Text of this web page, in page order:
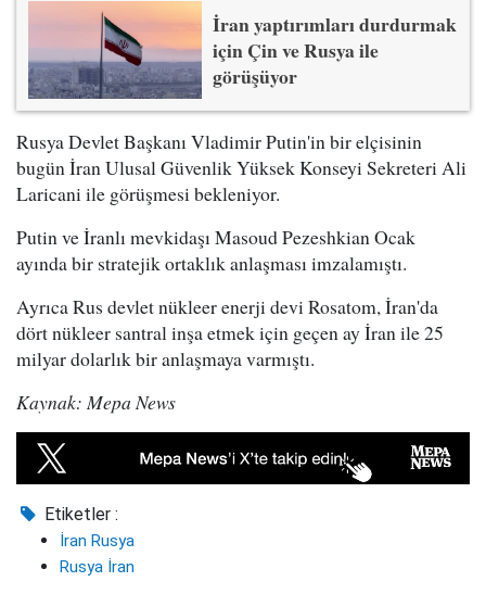
İran yaptırımları durdurmak
için Çin ve Rusya ile
görüşüyor
Rusya Devlet Başkanı Vladimir Putin'in bir elçisinin
bugün İran Ulusal Güvenlik Yüksek Konseyi Sekreteri Ali
Laricani ile görüşmesi bekleniyor.
Putin ve İranlı mevkidaşı Masoud Pezeshkian Ocak
ayında bir stratejik ortaklık anlaşması imzalamıştı.
Ayrıca Rus devlet nükleer enerji devi Rosatom, İran'da
dört nükleer santral inşa etmek için geçen ay İran ile 25
milyar dolarlık bir anlaşmaya varmıştı.
Kaynak: Mepa News
Etiketler :
İran Rusya
Rusya İran